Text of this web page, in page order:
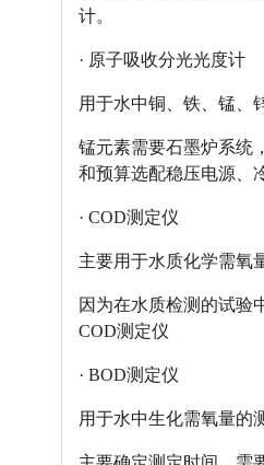
计。
· 原子吸收分光光度计
用于水中铜、铁、锰、
锰元素需要石墨炉系统
和预算选配稳压电源、
· COD测定仪
主要用于水质化学需氧
因为在水质检测的试验
COD测定仪
· BOD测定仪
用于水中生化需氧量的